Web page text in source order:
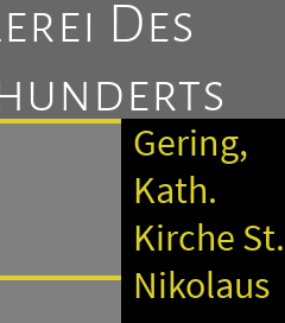
Des
Gering,
Kath.
Kirche St.
Nikolaus